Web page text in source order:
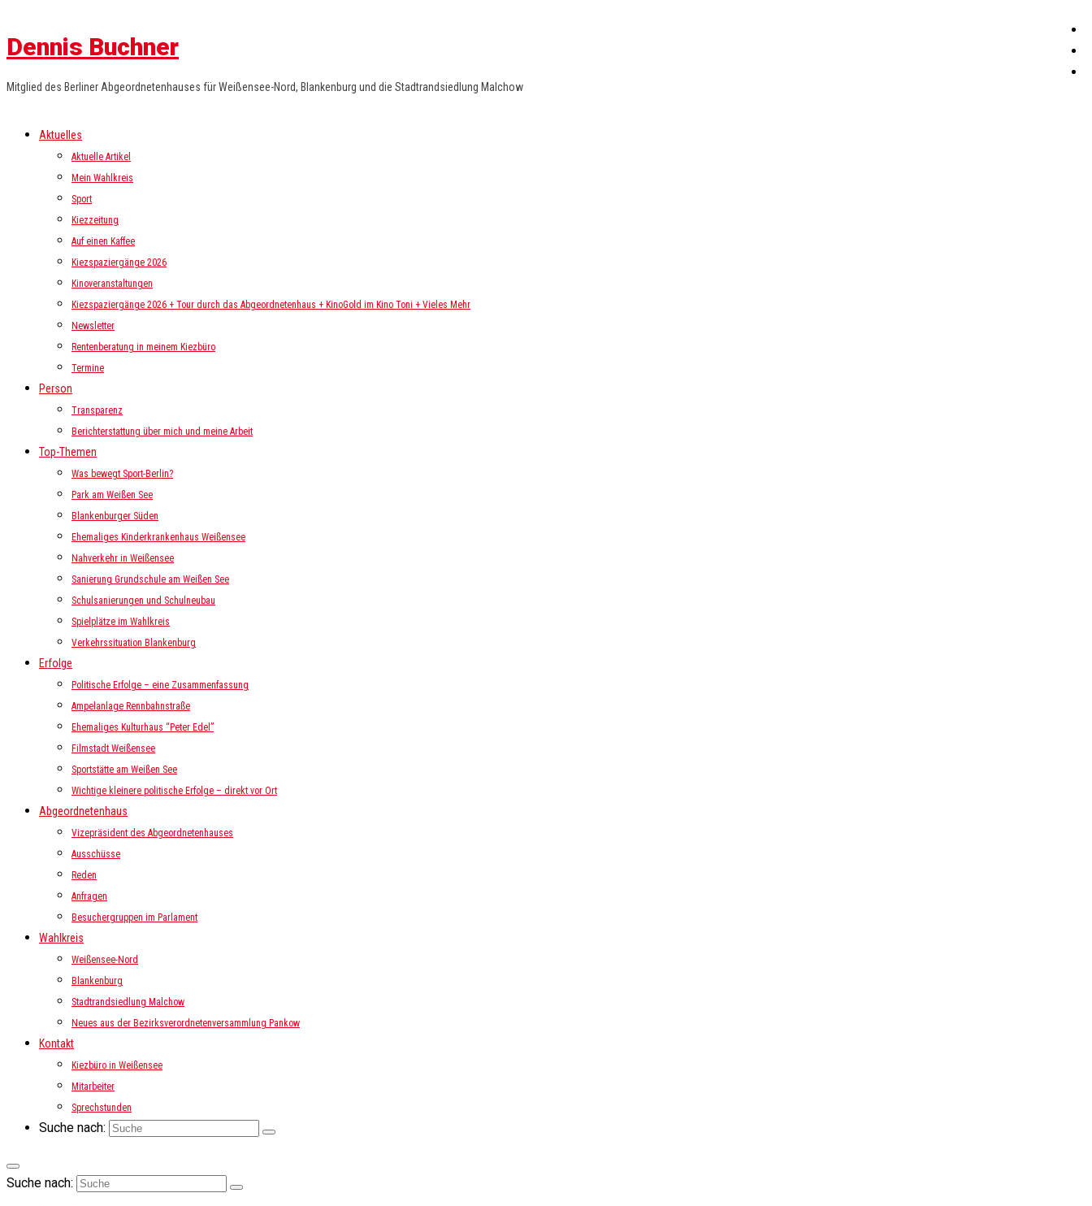
Dennis Buchner
Mitglied des Berliner Abgeordnetenhauses für Weißensee-Nord, Blankenburg und die Stadtrandsiedlung Malchow
Aktuelles
Aktuelle Artikel
Mein Wahlkreis
Sport
Kiezzeitung
Auf einen Kaffee
Kiezspaziergänge 2026
Kinoveranstaltungen
Kiezspaziergänge 2026 + Tour durch das Abgeordnetenhaus + KinoGold im Kino Toni + Vieles Mehr
Newsletter
Rentenberatung in meinem Kiezbüro
Termine
Person
Transparenz
Berichterstattung über mich und meine Arbeit
Top-Themen
Was bewegt Sport-Berlin?
Park am Weißen See
Blankenburger Süden
Ehemaliges Kinderkrankenhaus Weißensee
Nahverkehr in Weißensee
Sanierung Grundschule am Weißen See
Schulsanierungen und Schulneubau
Spielplätze im Wahlkreis
Verkehrssituation Blankenburg
Erfolge
Politische Erfolge – eine Zusammenfassung
Ampelanlage Rennbahnstraße
Ehemaliges Kulturhaus “Peter Edel”
Filmstadt Weißensee
Sportstätte am Weißen See
Wichtige kleinere politische Erfolge – direkt vor Ort
Abgeordnetenhaus
Vizepräsident des Abgeordnetenhauses
Ausschüsse
Reden
Anfragen
Besuchergruppen im Parlament
Wahlkreis
Weißensee-Nord
Blankenburg
Stadtrandsiedlung Malchow
Neues aus der Bezirksverordnetenversammlung Pankow
Kontakt
Kiezbüro in Weißensee
Mitarbeiter
Sprechstunden
Suche nach:
Suche nach: